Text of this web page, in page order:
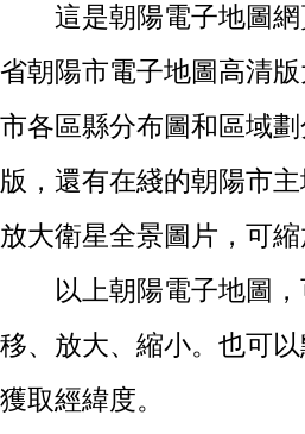
這是朝陽電子地圖
省朝陽市電子地圖高清
市各區縣分布圖和區域
版，還有在綫的朝陽市
放大衛星全景圖片，可縮
以上朝陽電子地圖
移、放大、縮小。也可
獲取經緯度。